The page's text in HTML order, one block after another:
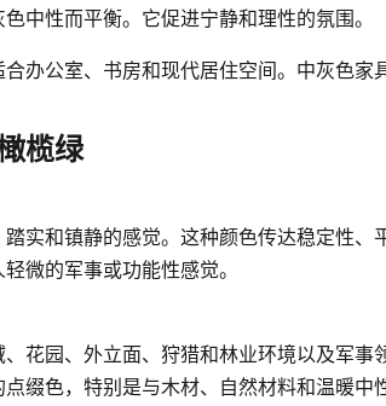
色中性而平衡。它促进宁静和理性的氛围。
办公室、书房和现代居住空间。中灰色家
榄绿
实和镇静的感觉。这种颜色传达稳定性
微的军事或功能性感觉。
花园、外立面、狩猎和林业环境以及军事
缀色，特别是与木材、自然材料和温暖中